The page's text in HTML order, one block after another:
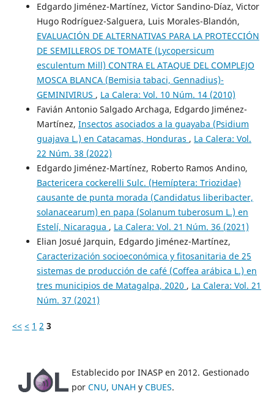
Edgardo Jiménez-Martínez, Victor Sandino-Díaz, Victor
Hugo Rodríguez-Salguera, Luis Morales-Blandón,
EVALUACIÓN DE ALTERNATIVAS PARA LA PROTECCIÓN
DE SEMILLEROS DE TOMATE (Lycopersicum
esculentum Mill) CONTRA EL ATAQUE DEL COMPLEJO
MOSCA BLANCA (Bemisia tabaci, Gennadius)-
GEMINIVIRUS , La Calera: Vol. 10 Núm. 14 (2010)
Favián Antonio Salgado Archaga, Edgardo Jiménez-
Martínez, Insectos asociados a la guayaba (Psidium
guajava L.) en Catacamas, Honduras , La Calera: Vol.
22 Núm. 38 (2022)
Edgardo Jiménez-Martínez, Roberto Ramos Andino,
Bactericera cockerelli Sulc. (Hemíptera: Triozidae)
causante de punta morada (Candidatus liberibacter,
solanacearum) en papa (Solanum tuberosum L.) en
Estelí, Nicaragua , La Calera: Vol. 21 Núm. 36 (2021)
Elian Josué Jarquin, Edgardo Jiménez-Martínez,
Caracterización socioeconómica y fitosanitaria de 25
sistemas de producción de café (Coffea arábica L.) en
tres municipios de Matagalpa, 2020 , La Calera: Vol. 21
Núm. 37 (2021)
<< < 1 2 3
Establecido por INASP en 2012. Gestionado
por CNU, UNAH y CBUES.